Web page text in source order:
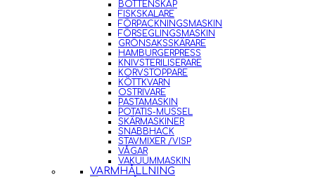
BOTTENSKÅP
FISKSKALARE
FÖRPACKNINGSMASKIN
FÖRSEGLINGSMASKIN
GRÖNSAKSSKÄRARE
HAMBURGERPRESS
KNIVSTERILISERARE
KORVSTOPPARE
KÖTTKVARN
OSTRIVARE
PASTAMASKIN
POTATIS-MUSSEL
SKÄRMASKINER
SNABBHACK
STAVMIXER /VISP
VÅGAR
VAKUUMMASKIN
VARMHÅLLNING